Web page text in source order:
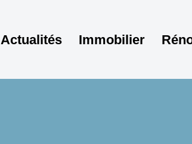
Actualités Immobilier